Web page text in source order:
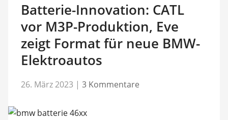
Batterie-Innovation: CATL
vor M3P-Produktion, Eve
zeigt Format für neue BMW-
Elektroautos
26. März 2023 | 3 Kommentare